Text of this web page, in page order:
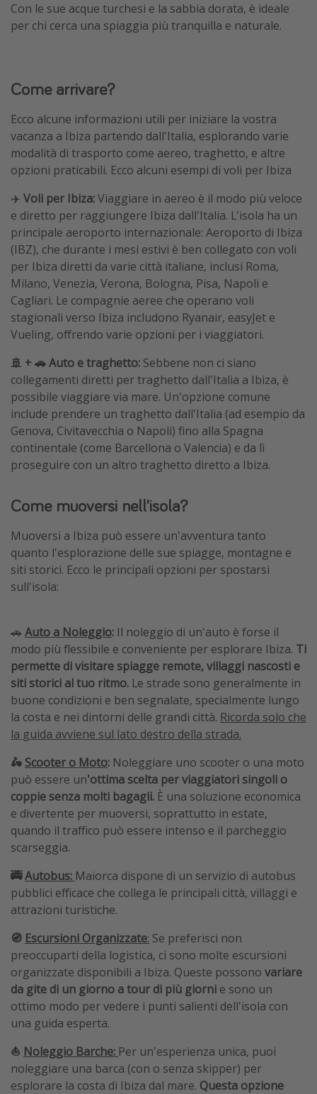
Con le sue acque turchesi e la sabbia dorata, è ideale
per chi cerca una spiaggia più tranquilla e naturale.
Come arrivare?
Ecco alcune informazioni utili per iniziare la vostra
vacanza a Ibiza partendo dall'Italia, esplorando varie
modalità di trasporto come aereo, traghetto, e altre
opzioni praticabili. Ecco alcuni esempi di voli per Ibiza
✈️ Voli per Ibiza:Viaggiare in aereo è il modo più veloce
e diretto per raggiungere Ibiza dall'Italia. L'isola ha un
principale aeroporto internazionale: Aeroporto di Ibiza
(IBZ), che durante i mesi estivi è ben collegato con voli
per Ibiza diretti da varie città italiane, inclusi Roma,
Milano, Venezia, Verona, Bologna, Pisa, Napoli e
Cagliari. Le compagnie aeree che operano voli
stagionali verso Ibiza includono Ryanair, easyJet e
Vueling, offrendo varie opzioni per i viaggiatori.
🚢 + 🚗 Auto e traghetto: Sebbene non ci siano
collegamenti diretti per traghetto dall'Italia a Ibiza, è
possibile viaggiare via mare. Un'opzione comune
include prendere un traghetto dall'Italia (ad esempio da
Genova, Civitavecchia o Napoli) fino alla Spagna
continentale (come Barcellona o Valencia) e da lì
proseguire con un altro traghetto diretto a Ibiza.
Come muoversi nell'isola?
Muoversi a Ibiza può essere un'avventura tanto
quanto l'esplorazione delle sue spiagge, montagne e
siti storici. Ecco le principali opzioni per spostarsi
sull'isola:
🚗 Auto a Noleggio: Il noleggio di un'auto è forse il
modo più flessibile e conveniente per esplorare Ibiza. Ti
permette di visitare spiagge remote, villaggi nascosti e
siti storici al tuo ritmo. Le strade sono generalmente in
buone condizioni e ben segnalate, specialmente lungo
la costa e nei dintorni delle grandi città. Ricorda solo che
la guida avviene sul lato destro della strada.
🛵 Scooter o Moto: Noleggiare uno scooter o una moto
può essere un'ottima scelta per viaggiatori singoli o
coppie senza molti bagagli. È una soluzione economica
e divertente per muoversi, soprattutto in estate,
quando il traffico può essere intenso e il parcheggio
scarseggia.
🚎Autobus: Maiorca dispone di un servizio di autobus
pubblici efficace che collega le principali città, villaggi e
attrazioni turistiche.
🧭 Escursioni Organizzate: Se preferisci non
preoccuparti della logistica, ci sono molte escursioni
organizzate disponibili a Ibiza. Queste possono variare
da gite di un giorno a tour di più giorni e sono un
ottimo modo per vedere i punti salienti dell'isola con
una guida esperta.
⛵️ Noleggio Barche: Per un'esperienza unica, puoi
noleggiare una barca (con o senza skipper) per
esplorare la costa di Ibiza dal mare. Questa opzione